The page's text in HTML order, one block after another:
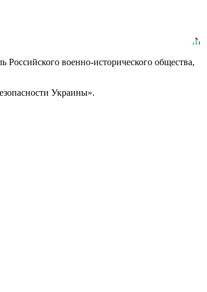
Российского военно-исторического общества,
Украины».